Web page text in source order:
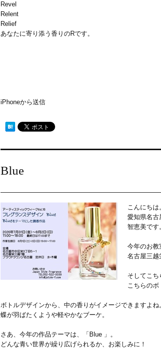
Revel
Relent
Relief
あなたに寄り添う香りのRです。
iPhoneから送信
Blue
こんにちは
愛知県名古
智恵美です
今年のお教
名古屋三越
そしてこち
こちらのボ
ボトルデザインから、中の香りがイメージできますよね
蝶が羽ばたくようや軽やかなブーケ。
さあ、今年の作品テーマは、「Blue 」。
どんな青い世界が繰り広げられるか、お楽しみに！